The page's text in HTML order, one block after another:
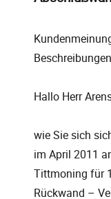
Hallo Herr
wie Sie sich
im April 2011
Tittmoning für
Rückwand –